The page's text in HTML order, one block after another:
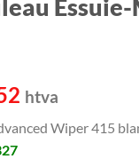
htva
Wiper 415